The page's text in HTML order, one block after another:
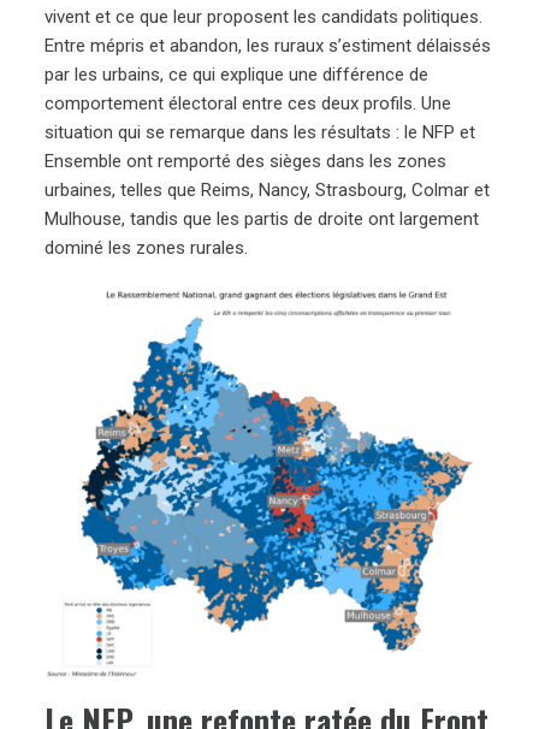
vivent et ce que leur proposent les candidats politiques.
Entre mépris et abandon, les ruraux s’estiment délaissés
par les urbains, ce qui explique une différence de
comportement électoral entre ces deux profils. Une
situation qui se remarque dans les résultats : le NFP et
Ensemble ont remporté des sièges dans les zones
urbaines, telles que Reims, Nancy, Strasbourg, Colmar et
Mulhouse, tandis que les partis de droite ont largement
dominé les zones rurales.
Le NFP, une refonte ratée du Front